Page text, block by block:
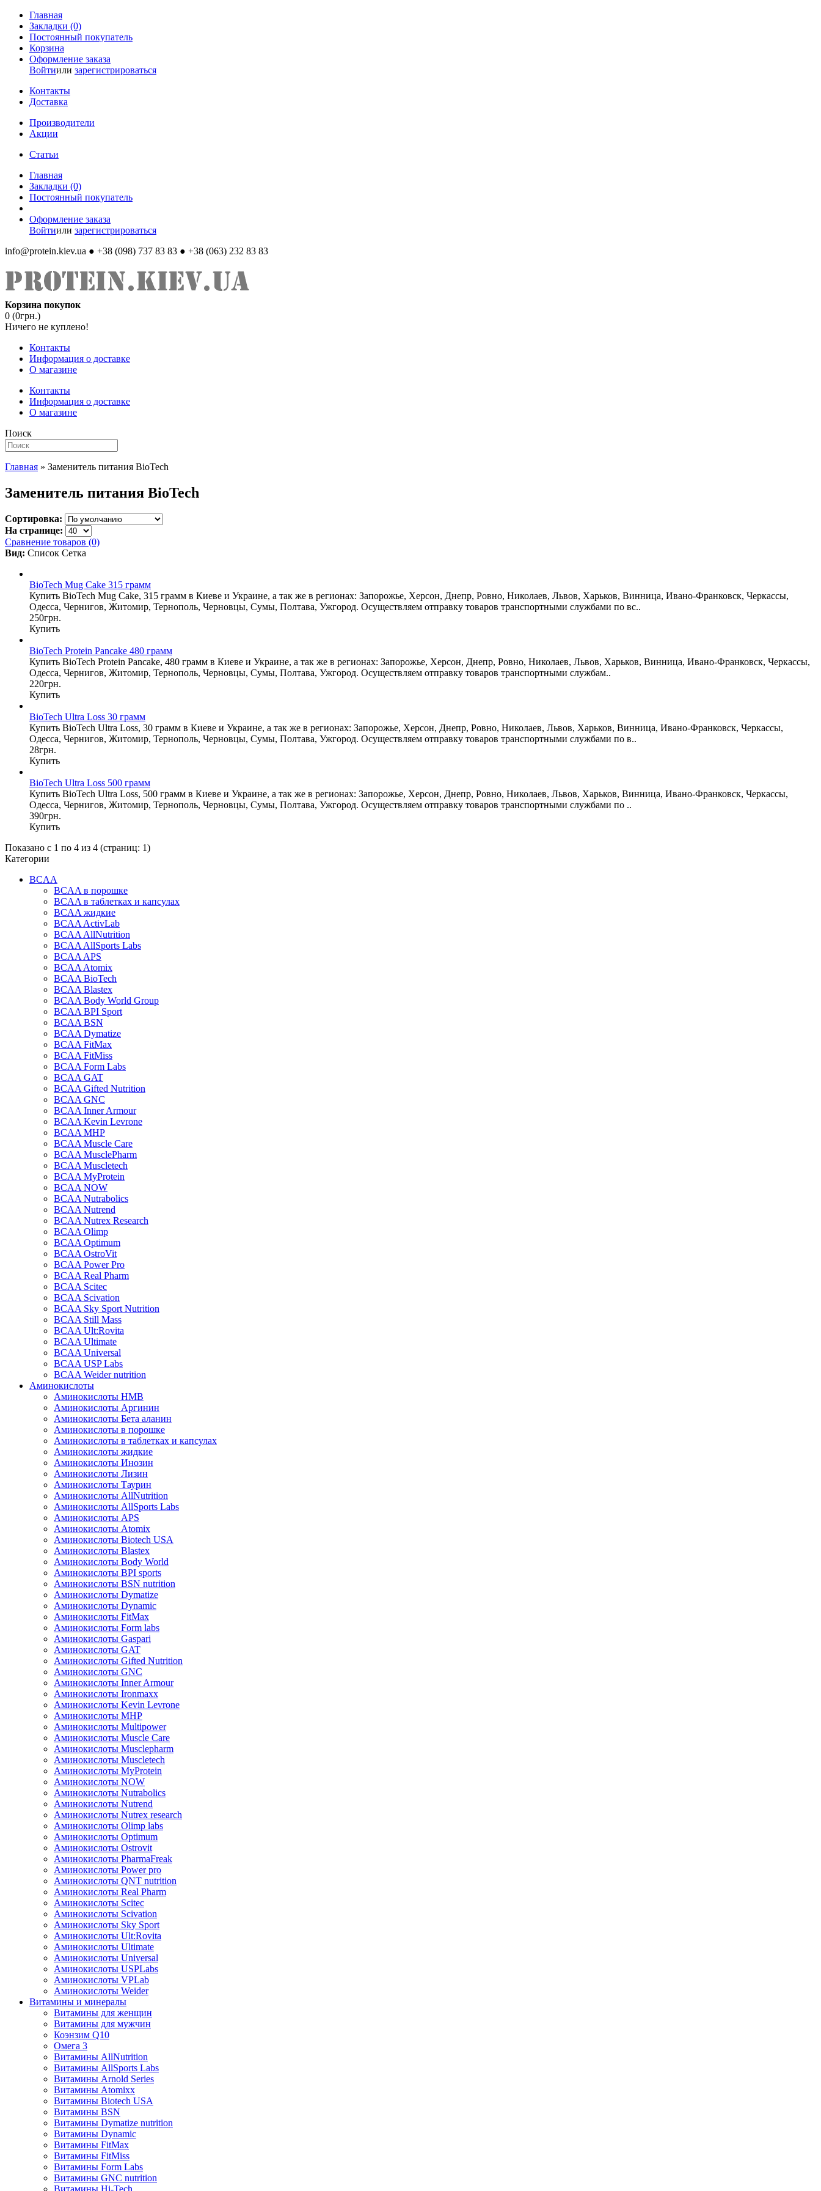
Главная
Закладки (0)
Постоянный покупатель
Корзина
Оформление заказа
Войтиили зарегистрироваться
Контакты
Доставка
Производители
Акции
Статьи
Главная
Закладки (0)
Постоянный покупатель
Оформление заказа
Войтиили зарегистрироваться
info@protein.kiev.ua ● +38 (098) 737 83 83 ● +38 (063) 232 83 83
Корзина покупок
0 (0грн.)
Ничего не куплено!
Контакты
Информация о доставке
О магазине
Контакты
Информация о доставке
О магазине
Поиск
Главная » Заменитель питания BioTech
Заменитель питания BioTech
Сортировка:
На странице:
Сравнение товаров (0)
Вид: Список Сетка
BioTech Mug Cake 315 грамм
Купить BioTech Mug Cake, 315 грамм в Киеве и Украине, а так же в регионах: Запорожье, Херсон, Днепр, Ровно, Николаев, Львов, Харьков, Винница, Ивано-Франковск, Черкассы,
Одесса, Чернигов, Житомир, Тернополь, Черновцы, Сумы, Полтава, Ужгород. Осуществляем отправку товаров транспортными службами по вс..
250грн.
Купить
BioTech Protein Pancake 480 грамм
Купить BioTech Protein Pancake, 480 грамм в Киеве и Украине, а так же в регионах: Запорожье, Херсон, Днепр, Ровно, Николаев, Львов, Харьков, Винница, Ивано-Франковск, Черкассы,
Одесса, Чернигов, Житомир, Тернополь, Черновцы, Сумы, Полтава, Ужгород. Осуществляем отправку товаров транспортными службам..
220грн.
Купить
BioTech Ultra Loss 30 грамм
Купить BioTech Ultra Loss, 30 грамм в Киеве и Украине, а так же в регионах: Запорожье, Херсон, Днепр, Ровно, Николаев, Львов, Харьков, Винница, Ивано-Франковск, Черкассы,
Одесса, Чернигов, Житомир, Тернополь, Черновцы, Сумы, Полтава, Ужгород. Осуществляем отправку товаров транспортными службами по в..
28грн.
Купить
BioTech Ultra Loss 500 грамм
Купить BioTech Ultra Loss, 500 грамм в Киеве и Украине, а так же в регионах: Запорожье, Херсон, Днепр, Ровно, Николаев, Львов, Харьков, Винница, Ивано-Франковск, Черкассы,
Одесса, Чернигов, Житомир, Тернополь, Черновцы, Сумы, Полтава, Ужгород. Осуществляем отправку товаров транспортными службами по ..
390грн.
Купить
Показано с 1 по 4 из 4 (страниц: 1)
Категории
BCAA
BCAA в порошке
BCAA в таблетках и капсулах
BCAA жидкие
BCAA ActivLab
BCAA AllNutrition
BCAA AllSports Labs
BCAA APS
BCAA Atomix
BCAA BioTech
BCAA Blastex
BCAA Body World Group
BCAA BPI Sport
BCAA BSN
BCAA Dymatize
BCAA FitMax
BCAA FitMiss
BCAA Form Labs
BCAA GAT
BCAA Gifted Nutrition
BCAA GNC
BCAA Inner Armour
BCAA Kevin Levrone
BCAA MHP
BCAA Muscle Care
BCAA MusclePharm
BCAA Muscletech
BCAA MyProtein
BCAA NOW
BCAA Nutrabolics
BCAA Nutrend
BCAA Nutrex Research
BCAA Olimp
BCAA Optimum
BCAA OstroVit
BCAA Power Pro
BCAA Real Pharm
BCAA Scitec
BCAA Scivation
BCAA Sky Sport Nutrition
BCAA Still Mass
BCAA Ult:Rovita
BCAA Ultimate
BCAA Universal
BCAA USP Labs
BCAA Weider nutrition
Аминокислоты
Аминокислоты HMB
Аминокислоты Аргинин
Аминокислоты Бета аланин
Аминокислоты в порошке
Аминокислоты в таблетках и капсулах
Аминокислоты жидкие
Аминокислоты Инозин
Аминокислоты Лизин
Аминокислоты Таурин
Аминокислоты AllNutrition
Аминокислоты AllSports Labs
Аминокислоты APS
Аминокислоты Atomix
Аминокислоты Biotech USA
Аминокислоты Blastex
Аминокислоты Body World
Аминокислоты BPI sports
Аминокислоты BSN nutrition
Аминокислоты Dymatize
Аминокислоты Dynamic
Аминокислоты FitMax
Аминокислоты Form labs
Аминокислоты Gaspari
Аминокислоты GAT
Аминокислоты Gifted Nutrition
Аминокислоты GNC
Аминокислоты Inner Armour
Аминокислоты Ironmaxx
Аминокислоты Kevin Levrone
Аминокислоты MHP
Аминокислоты Multipower
Аминокислоты Muscle Care
Аминокислоты Musclepharm
Аминокислоты Muscletech
Аминокислоты MyProtein
Аминокислоты NOW
Аминокислоты Nutrabolics
Аминокислоты Nutrend
Аминокислоты Nutrex research
Аминокислоты Olimp labs
Аминокислоты Optimum
Аминокислоты Ostrovit
Аминокислоты PharmaFreak
Аминокислоты Power pro
Аминокислоты QNT nutrition
Аминокислоты Real Pharm
Аминокислоты Scitec
Аминокислоты Scivation
Аминокислоты Sky Sport
Аминокислоты Ult:Rovita
Аминокислоты Ultimate
Аминокислоты Universal
Аминокислоты USPLabs
Аминокислоты VPLab
Аминокислоты Weider
Витамины и минералы
Витамины для женщин
Витамины для мужчин
Коэнзим Q10
Омега 3
Витамины AllNutrition
Витамины AllSports Labs
Витамины Arnold Series
Витамины Atomixx
Витамины Biotech USA
Витамины BSN
Витамины Dymatize nutrition
Витамины Dynamic
Витамины FitMax
Витамины FitMiss
Витамины Form Labs
Витамины GNC nutrition
Витамины Hi-Tech